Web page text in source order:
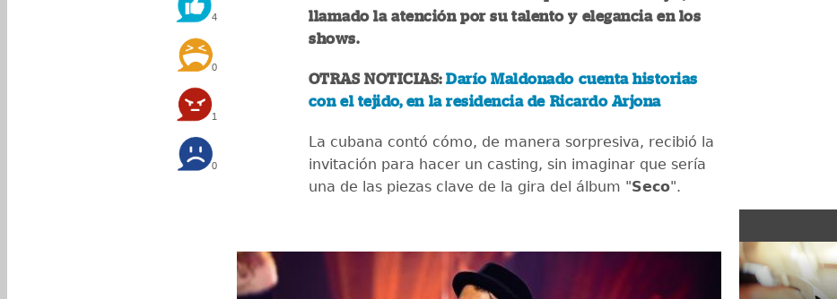
4
0
1
0
llamado la atención por su talento y elegancia en los
shows.
OTRAS NOTICIAS:Darío Maldonado cuenta historias
con el tejido, en la residencia de Ricardo Arjona
La cubana contó cómo, de manera sorpresiva, recibió la
invitación para hacer un casting, sin imaginar que sería
una de las piezas clave de la gira del álbum "Seco".